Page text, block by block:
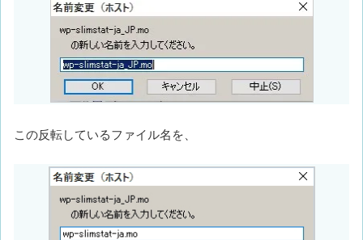
この反転しているファイル名を、